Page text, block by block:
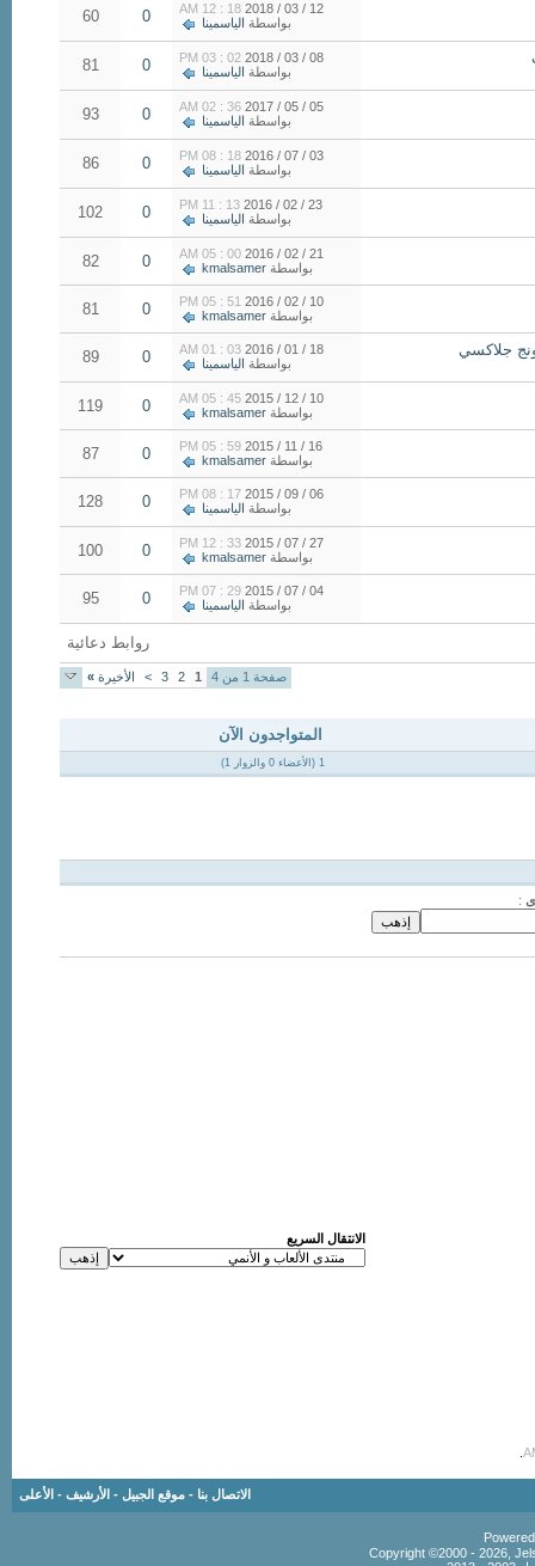
12 / 03 / 2018
18 : 12 AM
بواسطة الياسمينا 0
60
08 / 03 / 2018
02 : 03 PM
بواسطة الياسمينا 0
81
05 / 05 / 2017
36 : 02 AM
بواسطة الياسمينا 0
93
03 / 07 / 2016
18 : 08 PM
بواسطة الياسمينا 0
86
23 / 02 / 2016
13 : 11 PM
بواسطة الياسمينا 0
102
21 / 02 / 2016
00 : 05 AM
بواسطة kmalsamer
0
82
10 / 02 / 2016
51 : 05 PM
بواسطة kmalsamer
0
81
18 / 01 / 2016
03 : 01 AM
بواسطة الياسمينا 0
89
10 / 12 / 2015
45 : 05 AM
بواسطة kmalsamer
0
119
16 / 11 / 2015
59 : 05 PM
بواسطة kmalsamer
0
87
06 / 09 / 2015
17 : 08 PM
بواسطة الياسمينا 0
128
27 / 07 / 2015
33 : 12 PM
بواسطة kmalsamer
0
100
04 / 07 / 2015
29 : 07 PM
بواسطة الياسمينا 0
95
روابط دعائية
صفحة 1 من 4 1
2
3
> الأخيرة »
المتواجدون الآن
1 (الأعضاء 0 والزوار 1)
:
الانتقال السريع
الاتصال بنا - موقع الجبيل - الأرشيف - الأعلى
Copyright ©2000 - 2026,